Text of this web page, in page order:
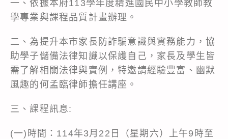
一、依據本府113學年度精進國民中小學教師教
學專業與課程品質計畫辦理。
二、為提升本市家長防詐騙意識與實務能力，協
助學子儲備法律知識以保護自己，家長及學生皆
需了解相關法律與實例，特邀請經驗豐富、幽默
風趣的何孟臨律師擔任講座。
三、課程訊息:
(一)時間：114年3月22日（星期六）上午9時至